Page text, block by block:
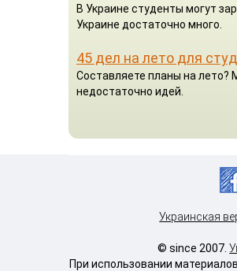
В Украине студенты могут
Украине достаточно много.
45 дел на лето для
Составляете планы на лето?
недостаточно идей.
Украинская
© since 2007.
При использовании